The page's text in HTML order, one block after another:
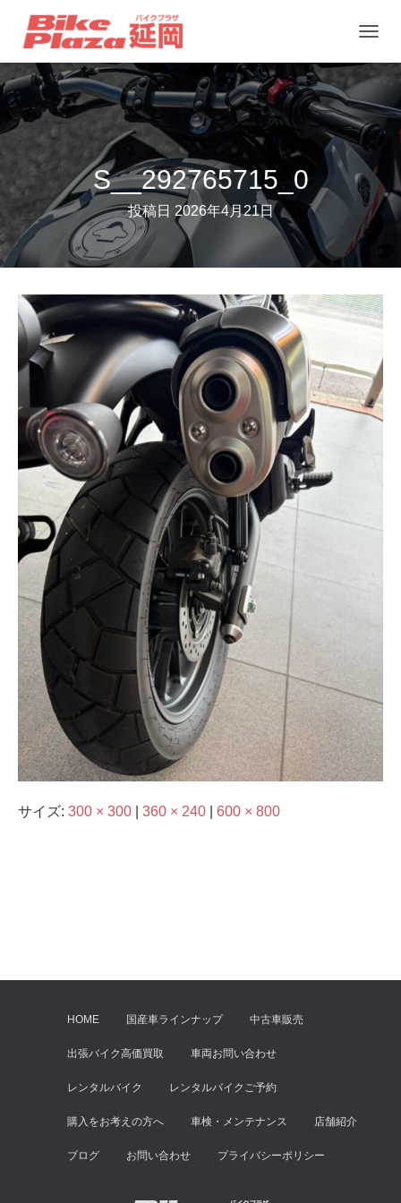
ビ
ー
シ
ョ
ン
を
り
え
S__292765715_0
投稿日 2026年4月21日
サイズ: 300 × 300 360 × 240 600 × 800
HOME 国産車ラインナップ 中古車販売
出張バイク高価買取 車両お問い合わせ
レンタルバイク レンタルバイクご予約
購入をお考えの方へ 車検・メンテナンス 店舗紹介
ブログ お問い合わせ プライバシーポリシー